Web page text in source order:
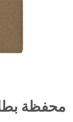
بداية
محفظة